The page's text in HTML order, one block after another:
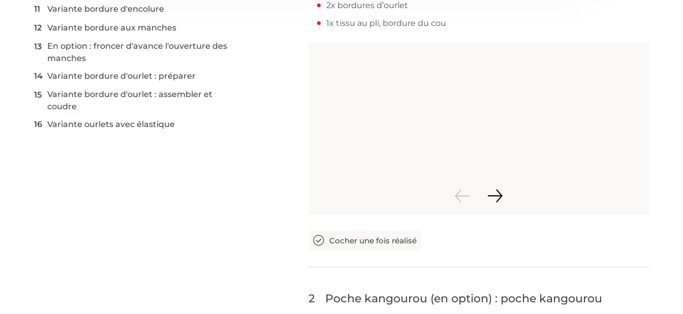
Variante bordure d'encolure
Variante bordure aux manches
En option : froncer d'avance l'ouverture des
manches
Variante bordure d'ourlet : préparer
Variante bordure d'ourlet : assembler et
coudre
Variante ourlets avec élastique
2x bordures d’ourlet
1x tissu au pli, bordure du cou
2 Poche kangourou (en option) : poche kangourou